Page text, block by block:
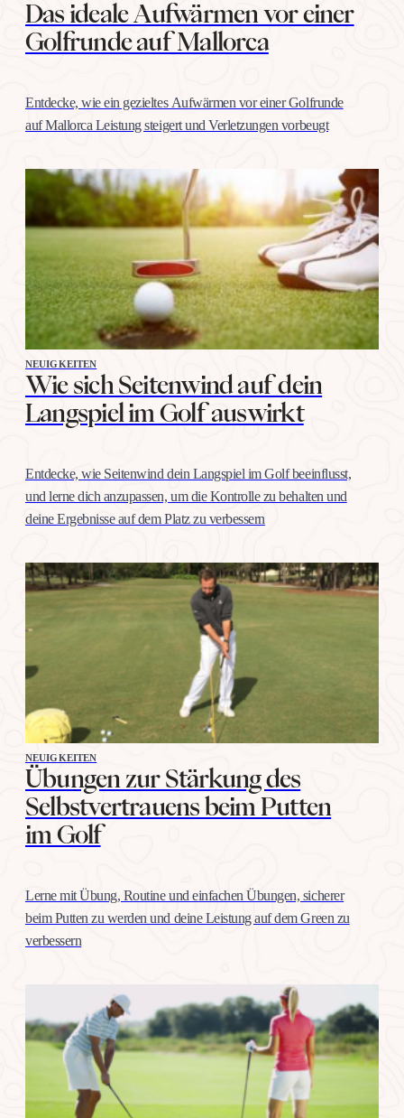
Das ideale Aufwärmen vor einer
Golfrunde auf Mallorca
Entdecke, wie ein gezieltes Aufwärmen vor einer Golfrunde
auf Mallorca Leistung steigert und Verletzungen vorbeugt
NEUIGKEITEN
Wie sich Seitenwind auf dein
Langspiel im Golf auswirkt
Entdecke, wie Seitenwind dein Langspiel im Golf beeinflusst,
und lerne dich anzupassen, um die Kontrolle zu behalten und
deine Ergebnisse auf dem Platz zu verbessern
NEUIGKEITEN
Übungen zur Stärkung des
Selbstvertrauens beim Putten
im Golf
Lerne mit Übung, Routine und einfachen Übungen, sicherer
beim Putten zu werden und deine Leistung auf dem Green zu
verbessern